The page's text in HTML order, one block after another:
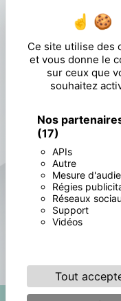
Ce site utilise des
et vous donne le
sur ceux que
souhaitez
Nos
(17)
APIs
Autre
Mesure
Régies
Réseaux
Support
Vidéos
Tout
En cochant
** Les données
vous contacter et sont
destinées à et ses sous-
message. Les données
destinataires suivants: .
d’effacement, de
consentement à tout
d’une autorité de contrôle,
mortem. Vous pouvez
courrier électronique à
demandé. Nous
contact puis pendant la
de gestion des